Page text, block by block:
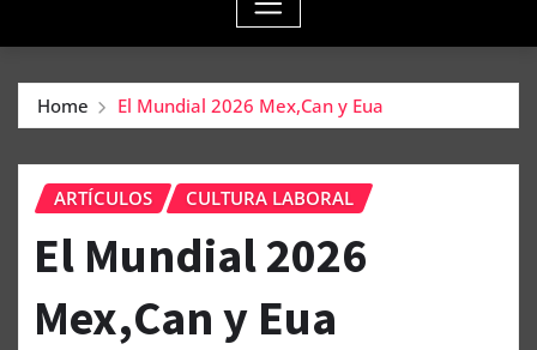
Home El Mundial 2026 Mex,Can y Eua
ARTÍCULOS CULTURA LABORAL
El Mundial 2026
Mex,Can y Eua